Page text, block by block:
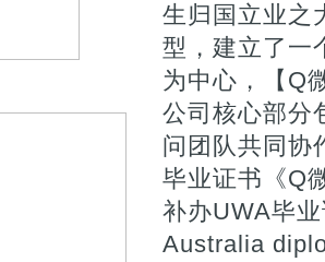
生归国立业之
型，建立了一
为中心，【Q
公司核心部分
问团队共同协
毕业证书《Q
补办UWA毕
Australia